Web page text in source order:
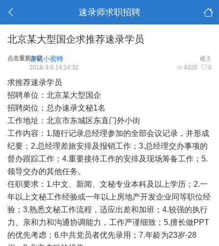
速录师求职招聘
北京某大型国企求推荐速录学员
点击重新加载 楼主
速记小蜜蜂
4320 0
2018-3-5 14:14:32
求推荐速录学员
招聘单位：北京某大型国企
招聘岗位：总办速录文秘1名
工作地址：北京市东城区东直门外小街
工作内容：1.随行记录总经理参加的全部会议记录，并形成
纪要；2.总经理差旅安排及报销工作；3.总经理交办事项的
督办跟踪工作；4.重要接待工作的安排及现场筹备工作；5.
领导交办的其他任务。
任职要求：1.中文、新闻、文秘专业本科及以上学历；2.一
年以上文秘工作经验或一年以上房地产开发企业同等职位经
验；3.熟悉文秘工作流程，适应出差和加班；4.较强的执行
力、亲和力和沟通协调能力，工作严谨细致；5.擅长做PPT
的优先考虑；6.中共党员者优先录用；7.年龄为23岁-28